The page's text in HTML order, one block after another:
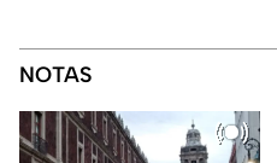
NOTAS